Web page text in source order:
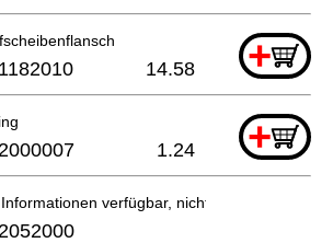
+
14.58
+
1.24
verfügbar, nicht bestellbar